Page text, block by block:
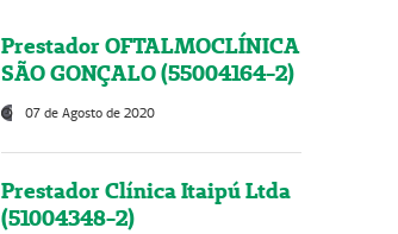
Prestador OFTALMOCLÍNICA
SÃO GONÇALO (55004164-2)
07 de Agosto de 2020
Prestador Clínica Itaipú Ltda
(51004348-2)